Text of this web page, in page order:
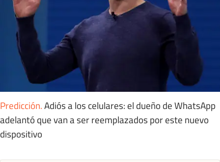
Predicción.Adiós a los celulares: el dueño de WhatsApp
adelantó que van a ser reemplazados por este nuevo
dispositivo